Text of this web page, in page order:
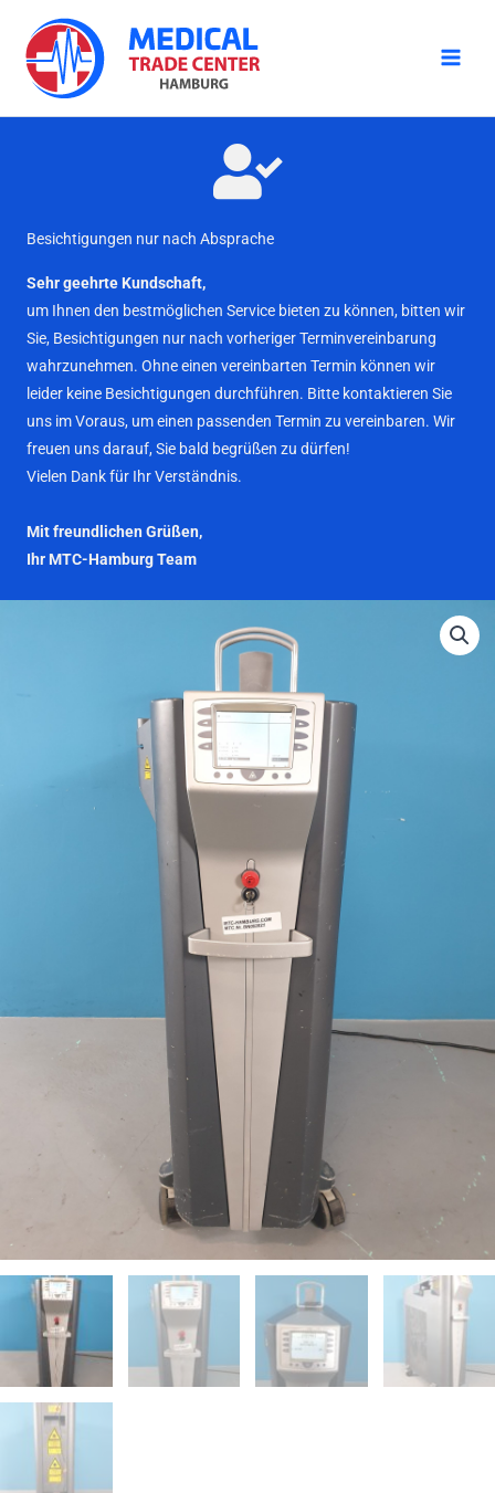
Inhalt
springen
Besichtigungen nur nach Absprache
Sehr geehrte Kundschaft,
um Ihnen den bestmöglichen Service bieten zu können, bitten wir
Sie, Besichtigungen nur nach vorheriger Terminvereinbarung
wahrzunehmen. Ohne einen vereinbarten Termin können wir
leider keine Besichtigungen durchführen. Bitte kontaktieren Sie
uns im Voraus, um einen passenden Termin zu vereinbaren. Wir
freuen uns darauf, Sie bald begrüßen zu dürfen!
Vielen Dank für Ihr Verständnis.
Mit freundlichen Grüßen,
Ihr MTC-Hamburg Team